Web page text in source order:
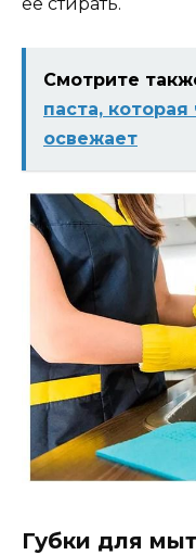
Смотрите
паста,
освежает
Губки для